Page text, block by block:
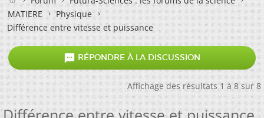
MATIERE
Physique
Différence entre vitesse et puissance
 RÉPONDRE À LA DISCUSSION
Affichage des résultats 1 à 8 sur 8